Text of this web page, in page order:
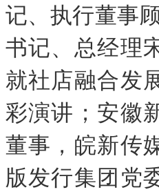
记、执行董事
书记、总经理
就社店融合发
彩演讲；安徽
董事，皖新传
版发行集团党